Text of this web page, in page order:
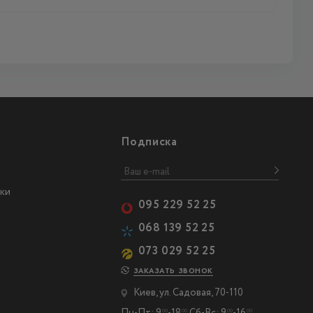
Подписка
095 229 52 25
068 139 52 25
073 029 52 25
ЗАКАЗАТЬ ЗВОНОК
Киев, ул. Садовая, 70-110
00 00 00 00